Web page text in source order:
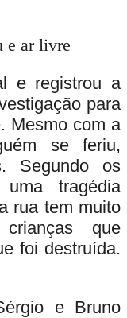
e registrou a
para
Mesmo com a
se feriu,
Segundo os
tragédia
rua tem muito
que
foi destruída.
Bruno